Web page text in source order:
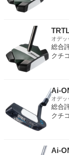
オデッ
総合
クチ
Ai-
オデッ
総合
クチ
Ai-